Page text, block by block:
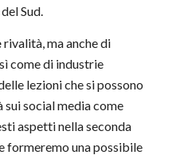
Sud.
rivalità, ma anche di
come di industrie
lezioni che si possono
social media come
aspetti nella seconda
formeremo una possibile